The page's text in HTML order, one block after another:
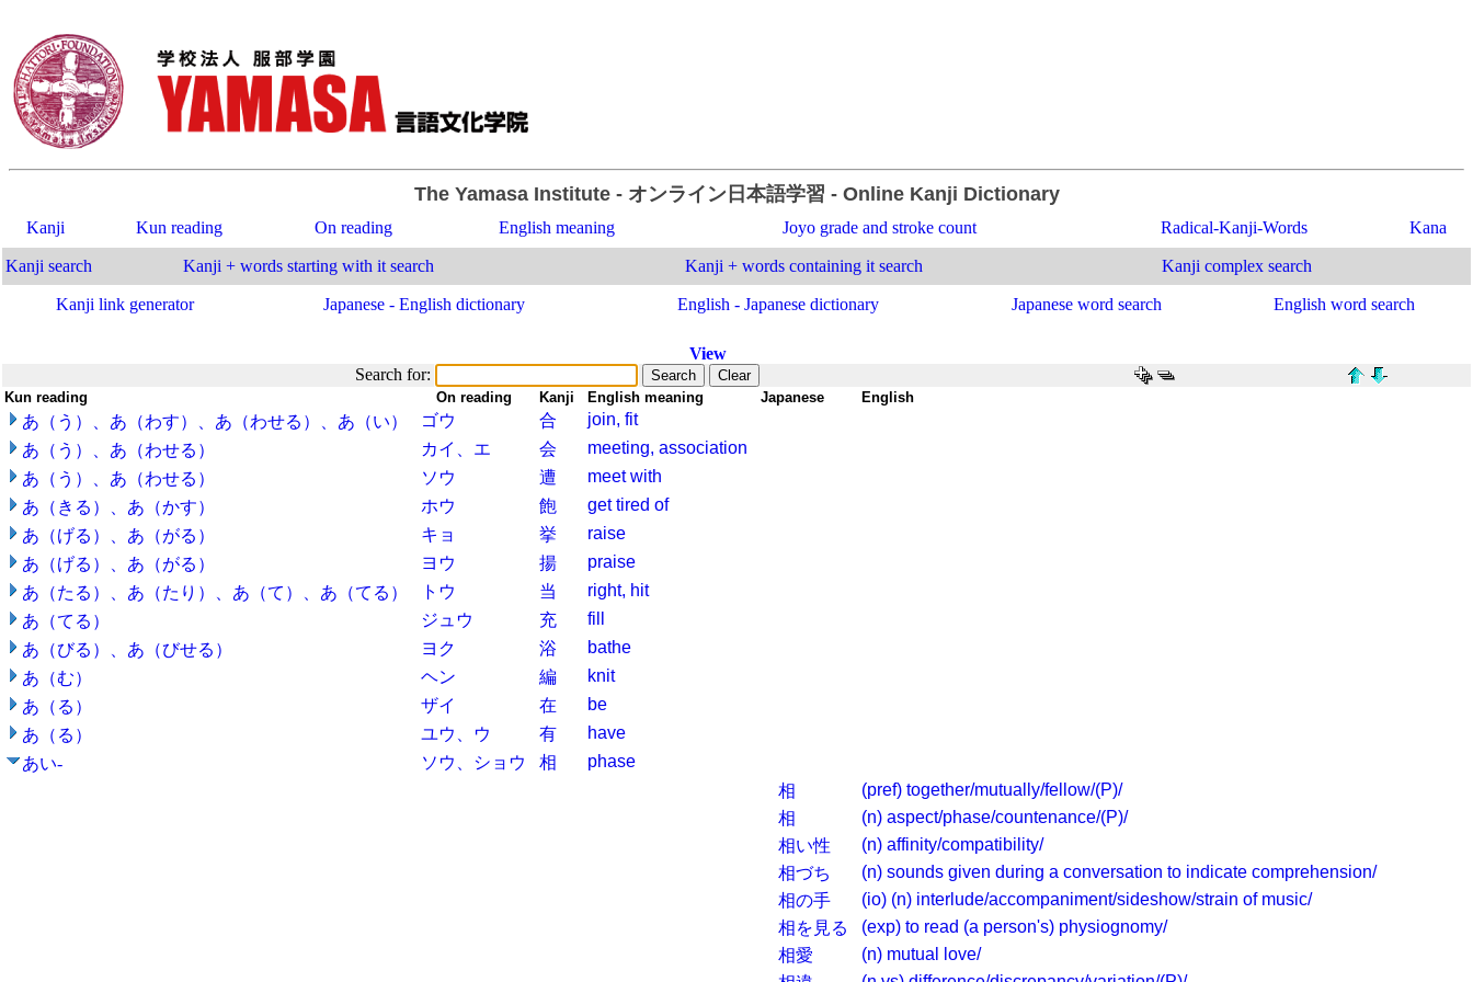
The Yamasa Institute- オンライン日本語学習 - Online Kanji Dictionary
Kanji Kun reading On reading English meaning Joyo grade and stroke count Radical-Kanji-Words Kana
Kanji search Kanji + words starting with it search Kanji + words containing it search Kanji complex search
Kanji link generator Japanese - English dictionary English - Japanese dictionary Japanese word search English word search
View
Search for:
Kun reading On reading Kanji English meaning Japanese English
あ（う）、あ（わす）、あ（わせる）、あ（い） ゴウ 合
join, fit
あ（う）、あ（わせる）
カイ、エ 会
meeting, association
あ（う）、あ（わせる）
ソウ 遭
meet with
あ（きる）、あ（かす）
ホウ 飽
get tired of
あ（げる）、あ（がる）
キョ 挙
raise
あ（げる）、あ（がる）
ヨウ 揚
praise
あ（たる）、あ（たり）、あ（て）、あ（てる）
トウ 当
right, hit
あ（てる）
ジュウ 充
fill
あ（びる）、あ（びせる）
ヨク 浴
bathe
あ（む）
ヘン 編
knit
あ（る）
ザイ 在
be
あ（る）
ユウ、ウ 有
have
あい-
ソウ、ショウ 相
phase
相
(pref) together/mutually/fellow/(P)/
相
(n) aspect/phase/countenance/(P)/
相い性
(n) affinity/compatibility/
相づち
(n) sounds given during a conversation to indicate comprehension/
相の手
(io) (n) interlude/accompaniment/sideshow/strain of music/
相を見る
(exp) to read (a person's) physiognomy/
相愛
(n) mutual love/